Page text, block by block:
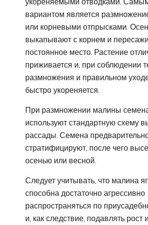
вариантом является
или корневыми отпрысками.
выкапывают с корнем и
постоянное место. Растение
приживается и, при соблюдении
размножения и правильном
быстро укореняется.
При размножении малины
используют стандартную схему
рассады. Семена
стратифицируют, после чего
осенью или весной.
Следует учитывать, что малина
способна достаточно агрессивно
распространяться по
и, как следствие, подавлять рост